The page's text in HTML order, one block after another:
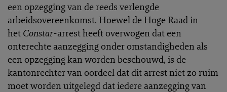
een opzegging van de reeds verlengde
arbeidsovereenkomst. Hoewel de Hoge Raad in
het Constar-arrest heeft overwogen dat een
onterechte aanzegging onder omstandigheden als
een opzegging kan worden beschouwd, is de
kantonrechter van oordeel dat dit arrest niet zo ruim
moet worden uitgelegd dat iedere aanzegging van